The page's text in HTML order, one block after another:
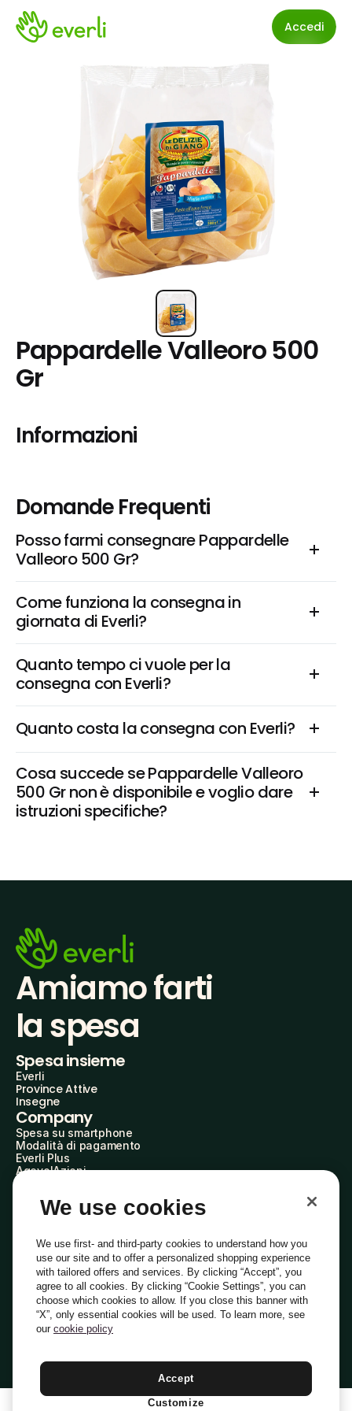
Accedi
Pappardelle Valleoro 500
Gr
Informazioni
Domande Frequenti
Posso farmi consegnare Pappardelle
Valleoro 500 Gr?
Come funziona la consegna in
giornata di Everli?
Quanto tempo ci vuole per la
consegna con Everli?
Quanto costa la consegna con Everli?
Cosa succede se Pappardelle Valleoro
500 Gr non è disponibile e voglio dare
istruzioni specifiche?
Amiamo farti
la spesa
Spesa insieme
Everli
Province Attive
Insegne
Company
Spesa su smartphone
Modalità di pagamento
Everli Plus
AgevolAzioni
Everli Shoppers
Scopri chi siamo
Domande frequenti
Lavora con noi
Diventa Shopper
Investitori
PrivacyCookiePreferenze Cookie
Termini e Condizioni
Italiano
We use cookies
We use first- and third-party cookies to understand how you
use our site and to offer a personalized shopping experience
with tailored offers and services. By clicking “Accept”, you
agree to all cookies. By clicking “Cookie Settings”, you can
choose which cookies to allow. If you close this banner with
“X”, only essential cookies will be used. To learn more, see
our cookie policy
Accept
Customize